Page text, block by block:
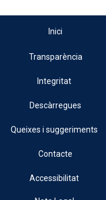
Inici
Transparència
Integritat
Descàrregues
Queixes i suggeriments
Contacte
Accessibilitat